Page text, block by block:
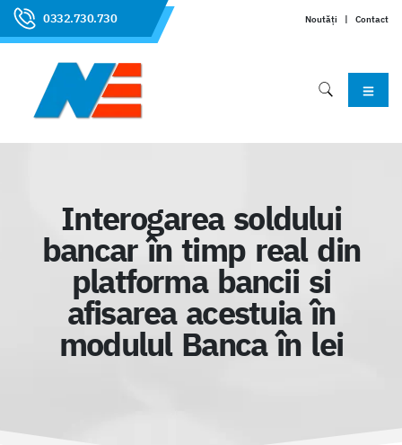
0332.730.730 Noutăți | Contact
Interogarea soldului
bancar în timp real din
platforma bancii si
afisarea acestuia în
modulul Banca în lei